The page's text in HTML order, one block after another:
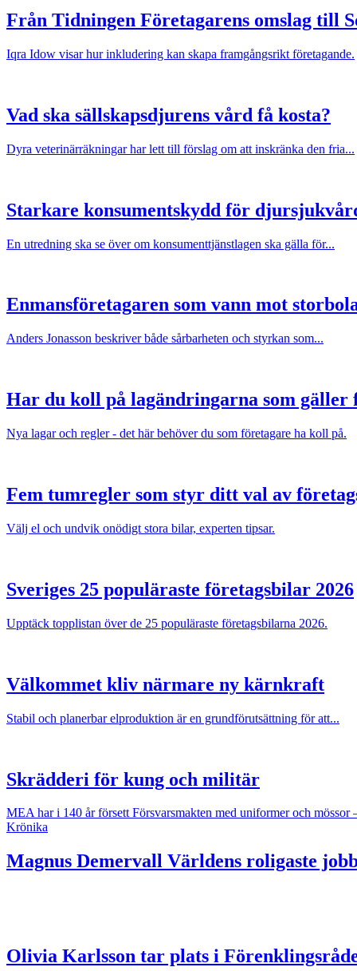
Från Tidningen Företagarens omslag till
Iqra Idow visar hur inkludering kan skapa framgångsrikt företagande.
Vad ska sällskapsdjurens vård få kosta?
Dyra veterinärräkningar har lett till förslag om att inskränka den fria...
Starkare konsumentskydd för
En utredning ska se över om konsumenttjänstlagen ska gälla för...
Enmansföretagaren som vann mot
Anders Jonasson beskriver både sårbarheten och styrkan som...
Har du koll på lagändringarna som gäller
Nya lagar och regler - det här behöver du som företagare ha koll på.
Fem tumregler som styr ditt val av
Välj el och undvik onödigt stora bilar, experten tipsar.
Sveriges 25 populäraste företagsbilar 2026
Upptäck topplistan över de 25 populäraste företagsbilarna 2026.
Välkommet kliv närmare ny kärnkraft
Stabil och planerbar elproduktion är en grundförutsättning för att...
Skrädderi för kung och militär
MEA har i 140 år försett Försvarsmakten med uniformer och mössor
Krönika
Magnus Demervall Världens roligaste
Olivia Karlsson tar plats i